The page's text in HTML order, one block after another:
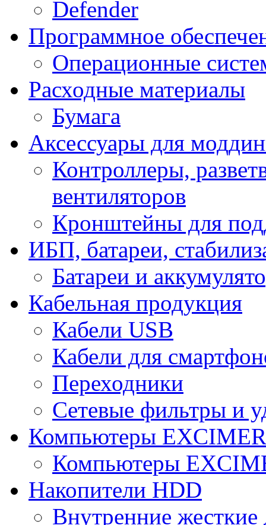
Defender
Программное
Операционные
Расходные материалы
Бумага
Аксессуары для
Контроллеры,
вентиляторов
Кронштейны для
ИБП, батареи,
Батареи и
Кабельная продукция
Кабели USB
Кабели для
Переходники
Сетевые фильтры и
Компьютеры
Компьютеры
Накопители HDD
Внутренние